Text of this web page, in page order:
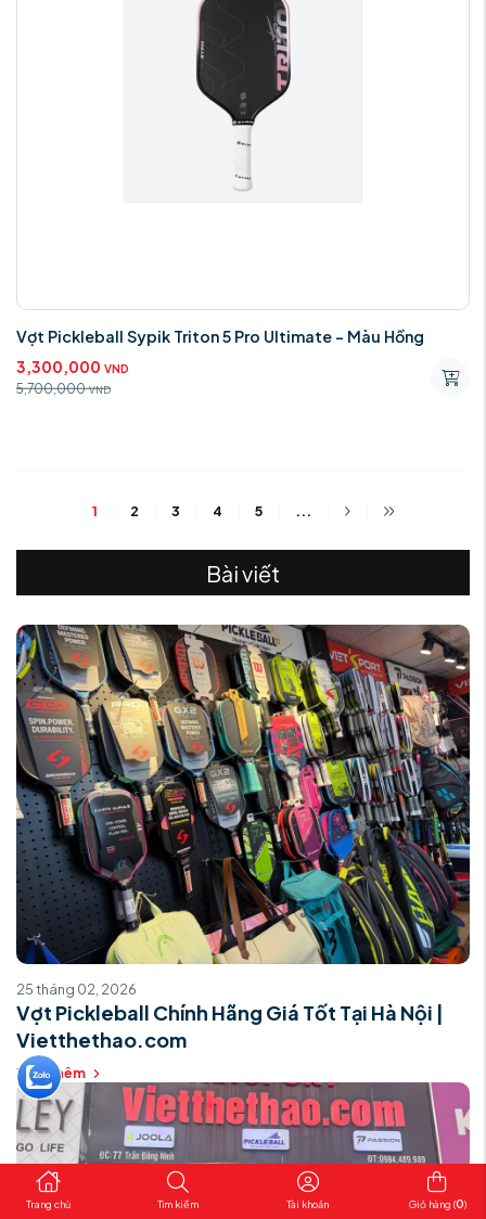
Vợt Pickleball Sypik Triton 5 Pro Ultimate - Màu Hồng
3,300,000 VND
5,700,000 VND
1 2 3 4 5 ...
Bài viết
25 tháng 02, 2026
Vợt Pickleball Chính Hãng Giá Tốt Tại Hà Nội |
Vietthethao.com
Xem thêm
Trang chủ Tìm kiếm Tài khoản Giỏ hàng (0)